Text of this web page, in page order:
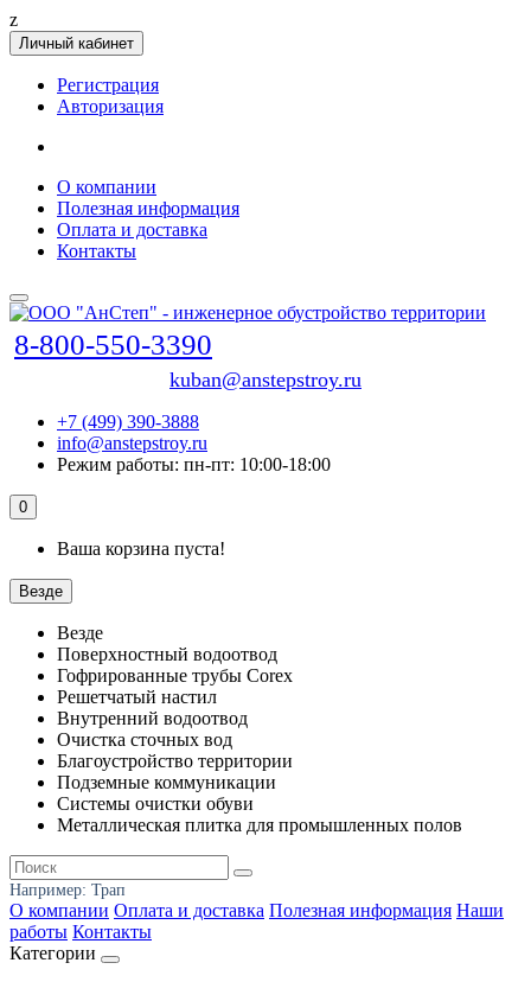
z
Личный кабинет
Регистрация
Авторизация
О компании
Полезная информация
Оплата и доставка
Контакты
8-800-550-3390
kuban@anstepstroy.ru
+7 (499) 390-3888
info@anstepstroy.ru
Режим работы: пн-пт: 10:00-18:00
0
Ваша корзина пуста!
Везде
Везде
Поверхностный водоотвод
Гофрированные трубы Corex
Решетчатый настил
Внутренний водоотвод
Очистка сточных вод
Благоустройство территории
Подземные коммуникации
Системы очистки обуви
Металлическая плитка для промышленных полов
Например: Трап
О компании Оплата и доставка Полезная информация Наши
работы Контакты
Категории